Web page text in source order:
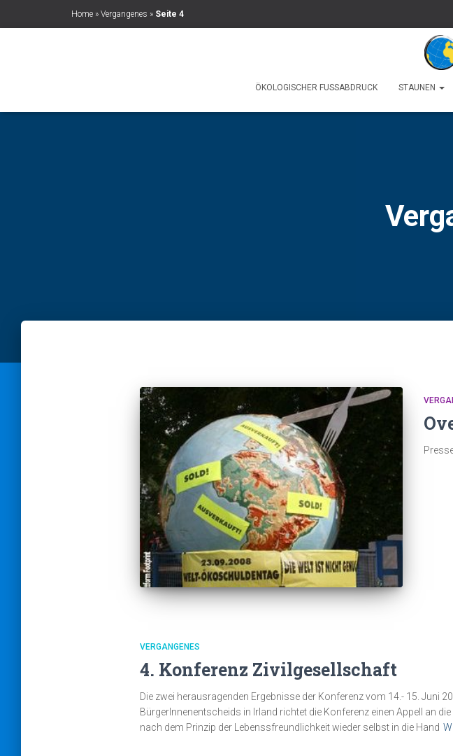
Home » Vergangenes » Seite 4
ÖKOLOGISCHER FUSSABDRUCK STAUNEN
VERGANGENES
4. Konferenz Zivilgesellschaft
Die zwei herausragenden Ergebnisse der Konferenz vom 14.- 15. Juni
BürgerInnenentscheids in Irland richtet die Konferenz einen Appell an
nach dem Prinzip der Lebenssfreundlichkeit wieder selbst in die Hand